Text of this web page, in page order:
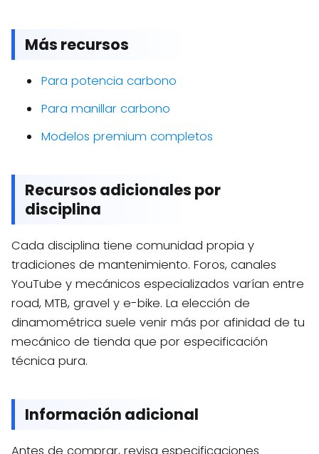
Más recursos
Para potencia carbono
Para manillar carbono
Modelos premium completos
Recursos adicionales por
disciplina
Cada disciplina tiene comunidad propia y
tradiciones de mantenimiento. Foros, canales
YouTube y mecánicos especializados varían entre
road, MTB, gravel y e-bike. La elección de
dinamométrica suele venir más por afinidad de tu
mecánico de tienda que por especificación
técnica pura.
Información adicional